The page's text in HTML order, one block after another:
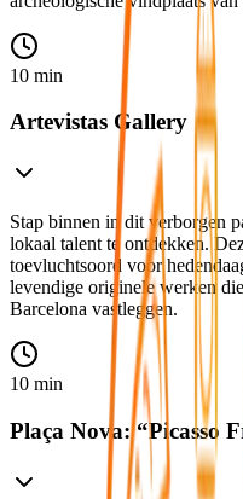
10 min
Artevistas Gallery
Stap binnen in dit verborgen
lokaal talent te ontdekken.
toevluchtsoord voor
levendige originele werken
Barcelona vastleggen.
10 min
Plaça Nova: “Picasso